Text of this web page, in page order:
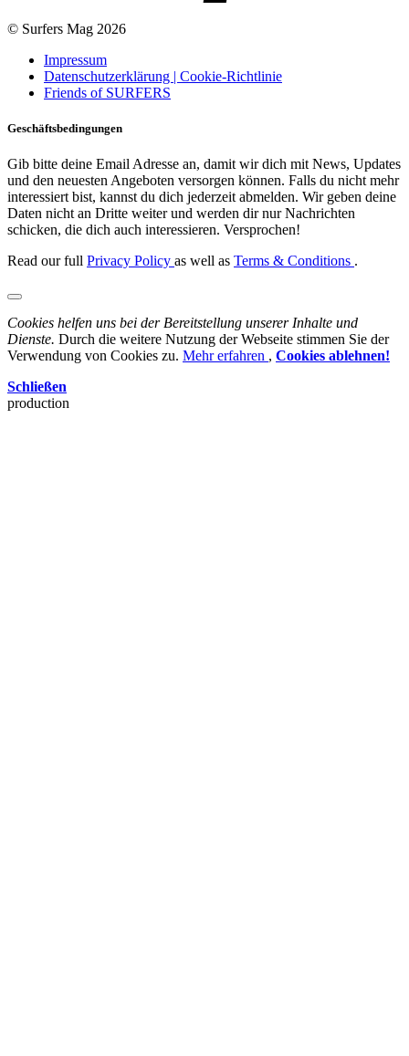
© Surfers Mag 2026
Impressum
Datenschutzerklärung | Cookie-Richtlinie
Friends of SURFERS
Geschäftsbedingungen
Gib bitte deine Email Adresse an, damit wir dich mit News, Updates
und den neuesten Angeboten versorgen können. Falls du nicht mehr
interessiert bist, kannst du dich jederzeit abmelden. Wir geben deine
Daten nicht an Dritte weiter und werden dir nur Nachrichten
schicken, die dich auch interessieren. Versprochen!
Read our full Privacy Policy as well as Terms & Conditions .
Cookies helfen uns bei der Bereitstellung unserer Inhalte und
Dienste. Durch die weitere Nutzung der Webseite stimmen Sie der
Verwendung von Cookies zu. Mehr erfahren , Cookies ablehnen!
Schließen
production